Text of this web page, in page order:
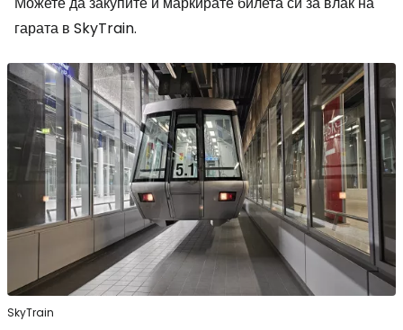
гарата в SkyTrain.
SkyTrain